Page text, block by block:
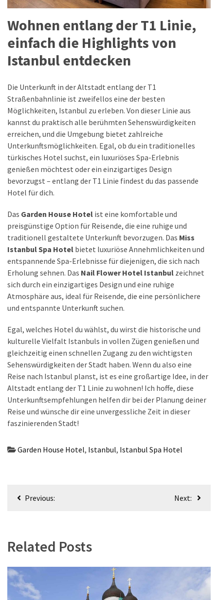
Wohnen entlang der T1 Linie,
einfach die Highlights von
Istanbul entdecken
Die Unterkunft in der Altstadt entlang der T1
Straßenbahnlinie ist zweifellos eine der besten
Möglichkeiten, Istanbul zu erleben. Von dieser Linie aus
kannst du praktisch alle berühmten Sehenswürdigkeiten
erreichen, und die Umgebung bietet zahlreiche
Unterkunftsmöglichkeiten. Egal, ob du ein traditionelles
türkisches Hotel suchst, ein luxuriöses Spa-Erlebnis
genießen möchtest oder ein einzigartiges Design
bevorzugst – entlang der T1 Linie findest du das passende
Hotel für dich.
Das Garden House Hotel ist eine komfortable und
preisgünstige Option für Reisende, die eine ruhige und
traditionell gestaltete Unterkunft bevorzugen. Das Miss
Istanbul Spa Hotel bietet luxuriöse Annehmlichkeiten und
entspannende Spa-Erlebnisse für diejenigen, die sich nach
Erholung sehnen. Das Nail Flower Hotel Istanbul zeichnet
sich durch ein einzigartiges Design und eine ruhige
Atmosphäre aus, ideal für Reisende, die eine persönlichere
und entspannte Unterkunft suchen.
Egal, welches Hotel du wählst, du wirst die historische und
kulturelle Vielfalt Istanbuls in vollen Zügen genießen und
gleichzeitig einen schnellen Zugang zu den wichtigsten
Sehenswürdigkeiten der Stadt haben. Wenn du also eine
Reise nach Istanbul planst, ist es eine großartige Idee, in der
Altstadt entlang der T1 Linie zu wohnen! Ich hoffe, diese
Unterkunftsempfehlungen helfen dir bei der Planung deiner
Reise und wünsche dir eine unvergessliche Zeit in dieser
faszinierenden Stadt!
Garden House Hotel, Istanbul, Istanbul Spa Hotel
Beitragsnavigation
Previous: Next:
Related Posts